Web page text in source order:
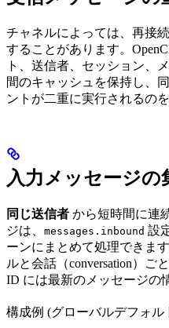
チャネルによっては、再接
することがあります。
ト、送信者、セッション、
間のキャッシュを保持し、
ントが二重に実行されるのを
入力メッセージの
同じ送信者 から短時間に連
ジは、 messages.inbound 設
ーンにまとめて処理できま
ルと会話（conversation）ご
ID には最新のメッセージの
構成例 (グローバルデフォ